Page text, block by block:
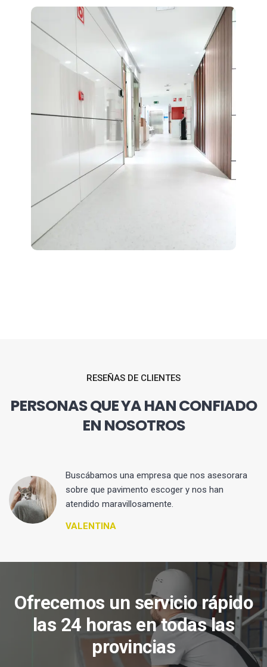
RESEÑAS DE CLIENTES
PERSONAS QUE YA HAN CONFIADO
EN NOSOTROS
Buscábamos una empresa que nos asesorara
sobre que pavimento escoger y nos han
atendido maravillosamente.
VALENTINA
Ofrecemos un servicio rápido
las 24 horas en todas las
provincias